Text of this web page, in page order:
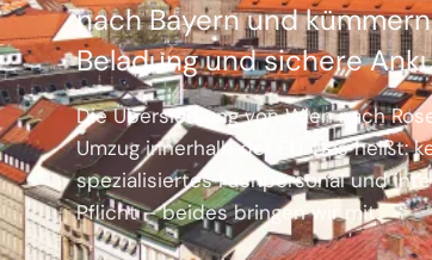
nach Bayern und
Beladung und sichere
Die Übersiedlung von Wien nach
Umzug innerhalb der EU. Das heißt:
spezialisiertes Fachpersonal und
Pflicht – beides bringen wir mit.